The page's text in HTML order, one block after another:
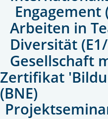
Engagement
Arbeiten in
Diversität
Gesellschaft
Zertifikat
(BNE)